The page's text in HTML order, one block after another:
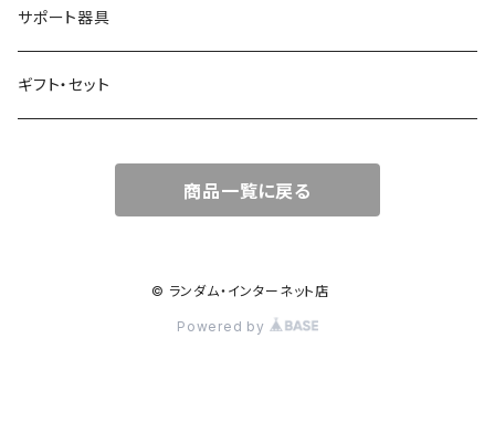
流さないトリートメント
頭皮ケア
サポート器具
ギフト・セット
商品一覧に戻る
© ランダム・インターネット店
Powered by